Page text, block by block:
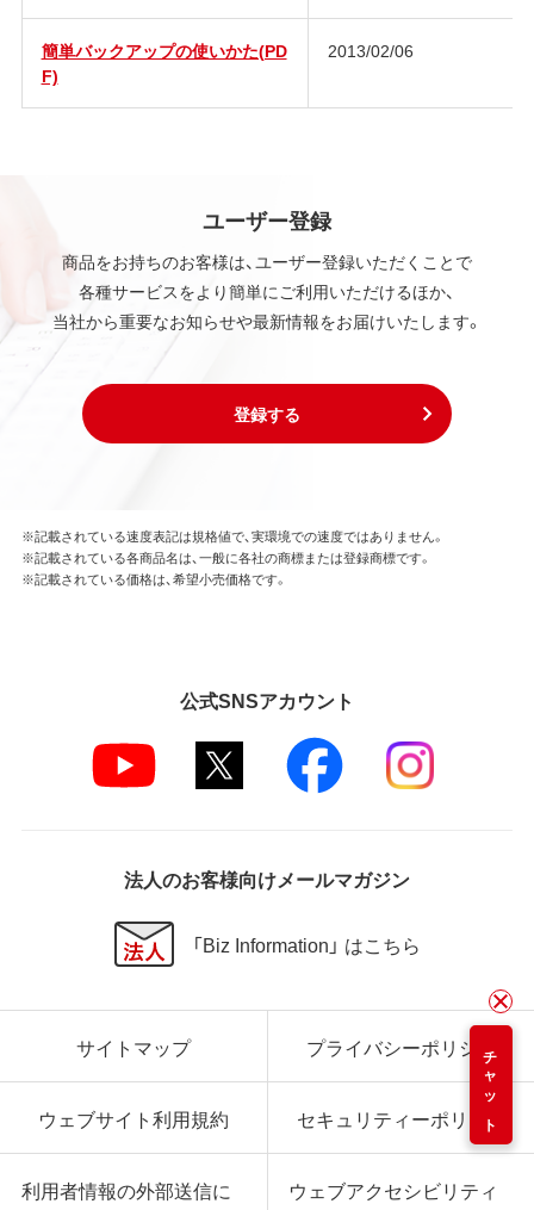
簡単バックアップの使いかた(PD
F)
2013/02/06
ユーザー登録
商品をお持ちのお客様は、ユーザー登録いただくことで
各種サービスをより簡単にご利用いただけるほか、
当社から重要なお知らせや最新情報をお届けいたします。
登録する
チャット
※記載されている速度表記は規格値で、実環境での速度ではありません。
※記載されている各商品名は、一般に各社の商標または登録商標です。
※記載されている価格は、希望小売価格です。
公式SNSアカウント
法人のお客様向けメールマガジン
「Biz Information」 はこちら
サイトマップ プライバシーポリシー
ウェブサイト利用規約 セキュリティーポリシー
利用者情報の外部送信に
ウェブアクセシビリティ